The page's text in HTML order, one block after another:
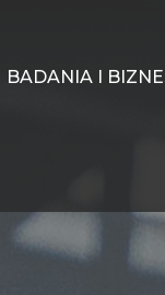
BADANIA I